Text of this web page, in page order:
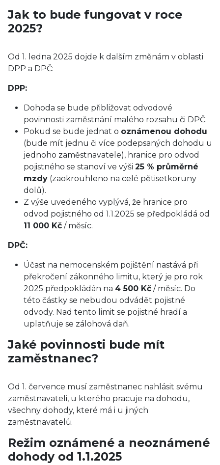
Jak to bude fungovat v roce
2025?
Od 1. ledna 2025 dojde k dalším změnám v oblasti
DPP a DPČ:
DPP:
Dohoda se bude přibližovat odvodové
povinnosti zaměstnání malého rozsahu či DPČ.
Pokud se bude jednat o oznámenou dohodu
(bude mít jednu či více podepsaných dohodu u
jednoho zaměstnavatele), hranice pro odvod
pojistného se stanoví ve výši 25 % průměrné
mzdy (zaokrouhleno na celé pětisetkoruny
dolů).
Z výše uvedeného vyplývá, že hranice pro
odvod pojistného od 1.1.2025 se předpokládá od
11 000 Kč / měsíc.
DPČ:
Účast na nemocenském pojištění nastává při
překročení zákonného limitu, který je pro rok
2025 předpokládán na 4 500 Kč / měsíc. Do
této částky se nebudou odvádět pojistné
odvody. Nad tento limit se pojistné hradí a
uplatňuje se zálohová daň.
Jaké povinnosti bude mít
zaměstnanec?
Od 1. července musí zaměstnanec nahlásit svému
zaměstnavateli, u kterého pracuje na dohodu,
všechny dohody, které má i u jiných
zaměstnavatelů.
Režim oznámené a neoznámené
dohody od 1.1.2025